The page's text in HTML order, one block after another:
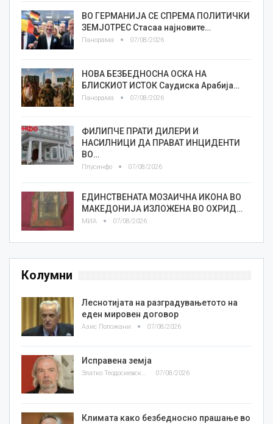
ВО ГЕРМАНИЈА СЕ СПРЕМА ПОЛИТИЧКИ
ЗЕМЈОТРЕС Стасаа најновите…
Панорама 07/08/2026
НОВА БЕЗБЕДНОСНА ОСКА НА
БЛИСКИОТ ИСТОК Саудиска Арабија…
Панорама 07/08/2026
ФИЛИПЧЕ ПРАТИ ДИЛЕРИ И
НАСИЛНИЦИ ДА ПРАВАТ ИНЦИДЕНТИ
ВО…
Плусинфо 07/08/2026
ЕДИНСТВЕНАТА МОЗАИЧНА ИКОНА ВО
МАКЕДОНИЈА ИЗЛОЖЕНА ВО ОХРИД…
МИА 07/08/2026
Колумни
Леснотијата на разградувањетото на
еден мировен договор
Азис Положани 07/08/2026
Исправена земја
07/08/2026
Климата како безбедносно прашање во